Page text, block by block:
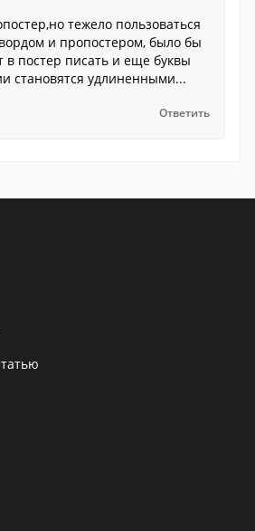
тежело пользоваться
и пропостером, было бы
в постер писать и еще буквы
становятся удлиненными...
Ответить